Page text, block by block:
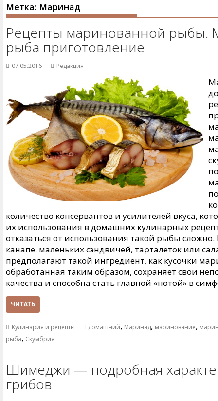
Метка: Маринад
Рецепты маринованной рыбы.
рыба приготовление
07.05.2016 Редакция
количество консервантов и усилителей вкуса,
их использования в домашних кулинарных
отказаться от использования такой рыбы
канапе, маленьких сэндвичей, тарталеток или
предполагают такой ингредиент, как кусочки
обработанная таким образом, сохраняет свои
качества и способна стать главной «нотой» в
ЧИТАТЬ
Кулинария и рецепты домашний, Маринад, маринование,
рыба, Скумбрия
Шимеджи — подробная
грибов